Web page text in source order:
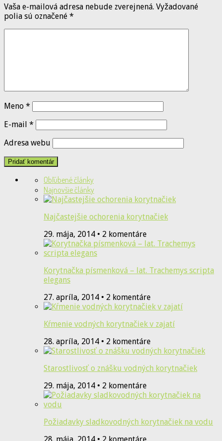
Vaša e-mailová adresa nebude zverejnená. Vyžadované
polia sú označené *
Meno *
E-mail *
Adresa webu
Obľúbené články
Najnovšie články
Najčastejšie ochorenia korytnačiek
29. mája, 2014 • 2 komentáre
Korytnačka písmenková – lat. Trachemys scripta
elegans
27. apríla, 2014 • 2 komentáre
Kŕmenie vodných korytnačiek v zajatí
28. apríla, 2014 • 2 komentáre
Starostlivosť o znášku vodných korytnačiek
29. mája, 2014 • 2 komentáre
Požiadavky sladkovodných korytnačiek na vodu